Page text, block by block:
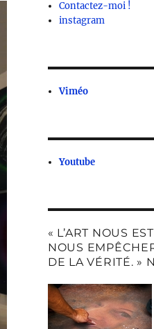
Contactez-moi !
instagram
Viméo
Youtube
« L’ART NOUS
NOUS
DE LA VÉRITÉ. »